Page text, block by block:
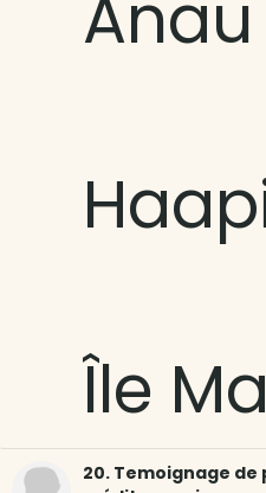
Anau
Île
20. Temoignage de